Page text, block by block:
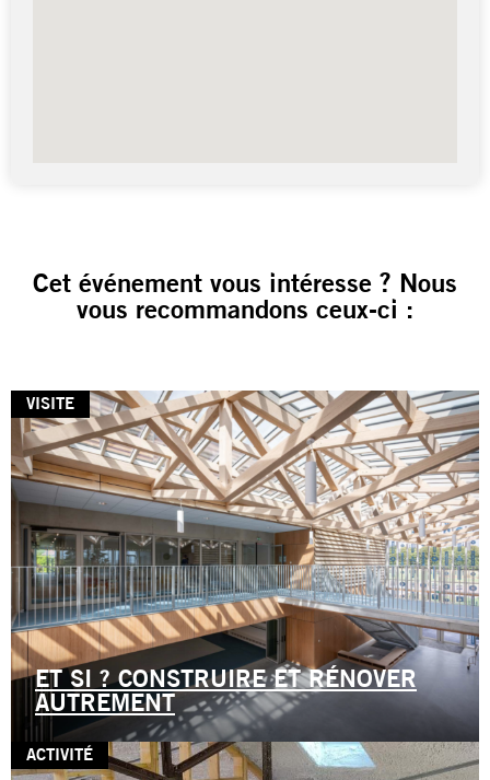
Cet événement vous intéresse ? Nous
vous recommandons ceux-ci :
VISITE
ET SI ? CONSTRUIRE ET RÉNOVER
AUTREMENT
ACTIVITÉ